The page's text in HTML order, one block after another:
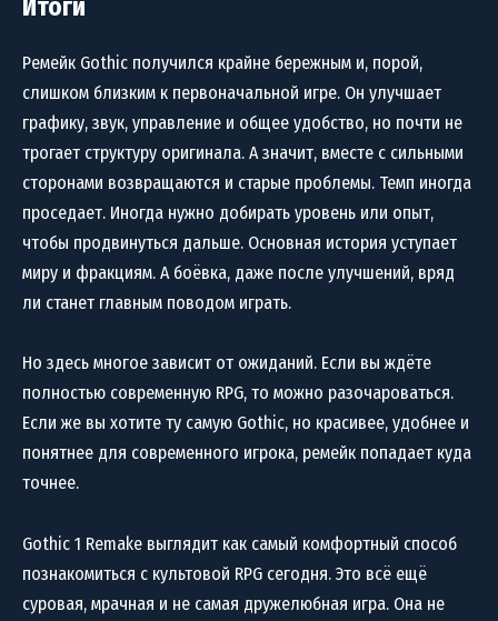
Итоги
Ремейк Gothic получился крайне бережным и, порой,
слишком близким к первоначальной игре. Он улучшает
графику, звук, управление и общее удобство, но почти не
трогает структуру оригинала. А значит, вместе с сильными
сторонами возвращаются и старые проблемы. Темп иногда
проседает. Иногда нужно добирать уровень или опыт,
чтобы продвинуться дальше. Основная история уступает
миру и фракциям. А боёвка, даже после улучшений, вряд
ли станет главным поводом играть.
Но здесь многое зависит от ожиданий. Если вы ждёте
полностью современную RPG, то можно разочароваться.
Если же вы хотите ту самую Gothic, но красивее, удобнее и
понятнее для современного игрока, ремейк попадает куда
точнее.
Gothic 1 Remake выглядит как самый комфортный способ
познакомиться с культовой RPG сегодня. Это всё ещё
суровая, мрачная и не самая дружелюбная игра. Она не